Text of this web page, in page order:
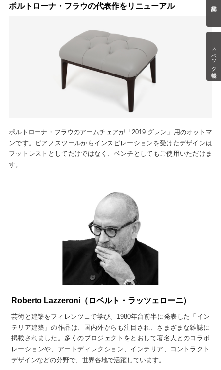
スペック情報
ポルトローナ・フラウの代表作をリニューアル
ポルトローナ・フラウのアームチェアが「2019 グレン」用のオットマ
ンです。ピアノスツールからインスピレーションを受けたデザインは
フットレストとしてだけではなく、ベンチとしてもご使用いただけま
す。
Roberto Lazzeroni（ロベルト・ラッツェローニ）
芸術と建築をフィレンツェで学び、1980年台前半に発表した「イン
テリア建築」の作品は、国内外からも注目され、さまざまな雑誌に
掲載されました。多くのプロジェクトをとおして著名人とのコラボ
レーションや、アートディレクション、インテリア、コントラクト
デザインなどの分野で、世界各地で活躍しています。